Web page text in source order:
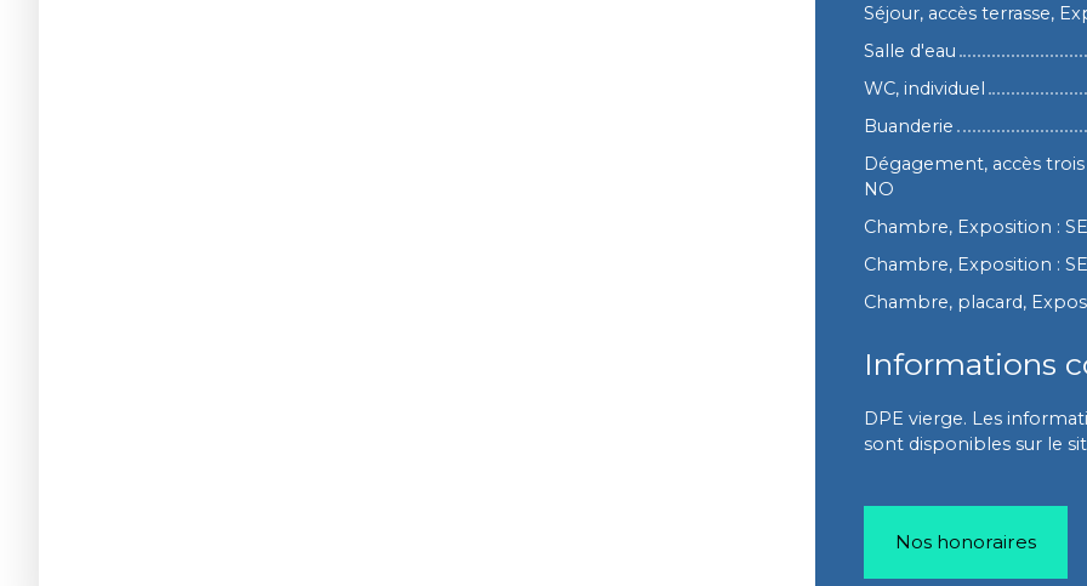
Séjour, accès terrasse,
Salle d'eau
WC, individuel
Buanderie
Dégagement, accès
NO
Chambre, Exposition : SE
Chambre, Exposition : SE
Chambre, placard,
Informations
DPE vierge. Les
sont disponibles sur le
Nos honoraires